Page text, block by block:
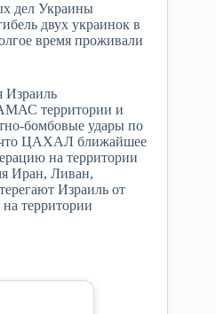
дел Украины
двух украинок в
время проживали
Израиль
территории и
бомбовые удары по
что ЦАХАЛ ближайшее
на территории
Иран, Ливан,
Израиль от
территории